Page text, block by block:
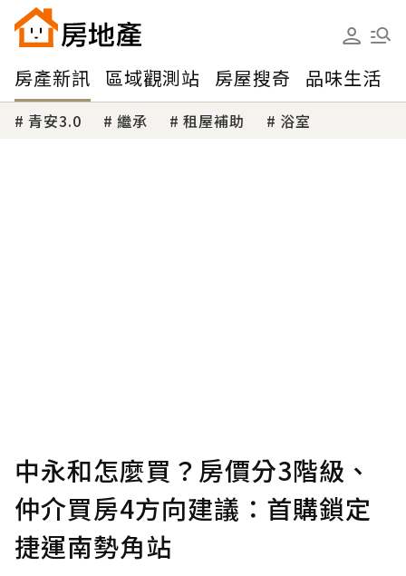
房產新訊 區域觀測站 房屋搜奇 品味生活
青安3.0 繼承 租屋補助 浴室
中永和怎麼買？房價分3階級、
仲介買房4方向建議：首購鎖定
捷運南勢角站